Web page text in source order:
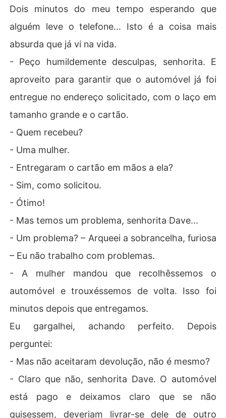
Dois minutos do meu tempo esperando que
alguém leve o telefone... Isto é a coisa mais
absurda que já vi na vida.
- Peço humildemente desculpas, senhorita. E
aproveito para garantir que o automóvel já foi
entregue no endereço solicitado, com o laço em
tamanho grande e o cartão.
- Quem recebeu?
- Uma mulher.
- Entregaram o cartão em mãos a ela?
- Sim, como solicitou.
- Ótimo!
- Mas temos um problema, senhorita Dave...
- Um problema? – Arqueei a sobrancelha, furiosa
– Eu não trabalho com problemas.
- A mulher mandou que recolhêssemos o
automóvel e trouxéssemos de volta. Isso foi
minutos depois que entregamos.
Eu gargalhei, achando perfeito. Depois
perguntei:
- Mas não aceitaram devolução, não é mesmo?
- Claro que não, senhorita Dave. O automóvel
está pago e deixamos claro que se não
quisessem, deveriam livrar-se dele de outro